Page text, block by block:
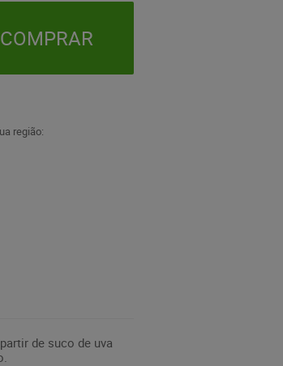
COMPRAR
região:
de suco de uva